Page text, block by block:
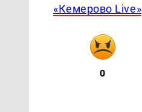
«Кемерово Live»
0